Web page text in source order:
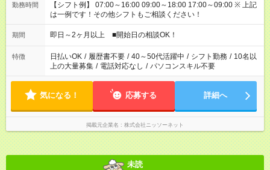
勤務時間
【シフト例】 07:00～16:00 09:00～18:00 17:00～09:00 ※ 上記
は一例です！その他シフトもご相談ください！
期間 即日～2ヶ月以上 ■開始日の相談OK！
特徴 日払いOK / 履歴書不要 / 40～50代活躍中 / シフト勤務 / 10名以
上の大量募集 / 電話対応なし / パソコンスキル不要
気になる！ 応募する 詳細へ
掲載元企業名 株式会社ニッソーネット
未読